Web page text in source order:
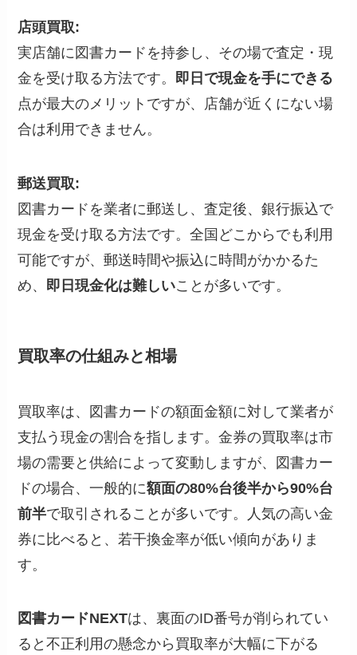
店頭買取:
実店舗に図書カードを持参し、その場で査定・現
金を受け取る方法です。 即日で現金を手にできる
点が最大のメリットですが、店舗が近くにない場
合は利用できません。
郵送買取:
図書カードを業者に郵送し、査定後、銀行振込で
現金を受け取る方法です。全国どこからでも利用
可能ですが、郵送時間や振込に時間がかかるた
め、 即日現金化は難しいことが多いです。
買取率の仕組みと相場
買取率は、図書カードの額面金額に対して業者が
支払う現金の割合を指します。金券の買取率は市
場の需要と供給によって変動しますが、図書カー
ドの場合、一般的に額面の80%台後半から90%台
前半で取引されることが多いです。人気の高い金
券に比べると、若干換金率が低い傾向がありま
す。
図書カードNEXTは、裏面のID番号が削られてい
ると不正利用の懸念から買取率が大幅に下がる